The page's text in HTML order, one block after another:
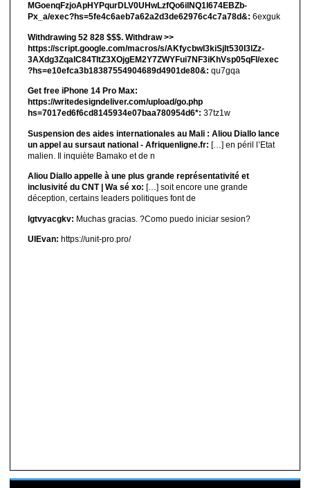
MGoenqFzjoApHYPqurDLV0UHwLzfQo6ilNQ1l674EBZb-
Px_a/exec?hs=5fe4c6aeb7a62a2d3de62976c4c7a78d&: 6exguk
Withdrawing 52 828 $$$. Withdrаw >>
https://script.google.com/macros/s/AKfycbwl3kiSjlt530I3lZz-
3AXdg3ZqalC84TltZ3XOjgEM2Y7ZWYFui7NF3iKhVsp05qFl/exec
?hs=e10efca3b18387554904689d4901de80&: qu7gqa
Get free iPhone 14 Pro Max:
https://writedesigndeliver.com/upload/go.php
hs=7017ed6f6cd8145934e07baa780954d6*: 37tz1w
Suspension des aides internationales au Mali : Aliou Diallo lance
un appel au sursaut national - Afriquenligne.fr: […] en péril l’Etat
malien. Il inquiète Bamako et de n
Aliou Diallo appelle à une plus grande représentativité et
inclusivité du CNT | Wa sé xo: […] soit encore une grande
déception, certains leaders politiques font de
lgtvyacgkv: Muchas gracias. ?Como puedo iniciar sesion?
UIEvan: https://unit-pro.pro/